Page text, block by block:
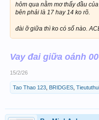
hôm qua nằm mơ thấy đầu
bên phải là 17 hay 14 ko rõ.
đài ỡ giữa thì ko có số nào.
Vay đai giữa oánh
15/2/26
Tao Thao 123 BRIDGES